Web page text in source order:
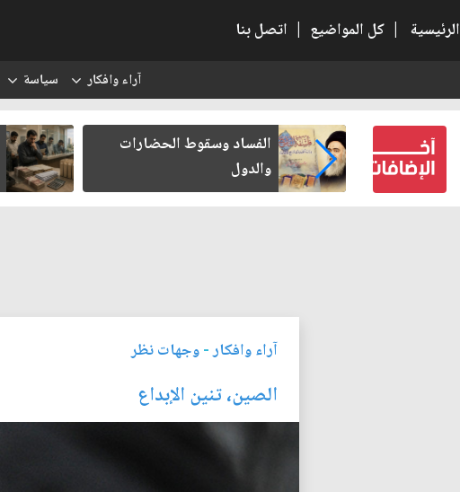
الرئيسية | كل المواضيع | اتصل بنا
آراء وافكار سياسة
كتب لنفسه
الفساد وسقوط الحضارات
والدول
آراء وافكار-وجهات نظر
الصين، تنين الإبداع